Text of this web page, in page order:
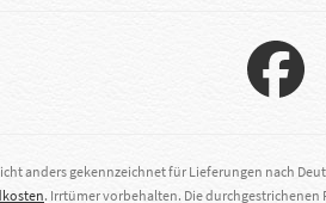
anders gekennzeichnet für Lieferungen nach
. Irrtümer vorbehalten. Die